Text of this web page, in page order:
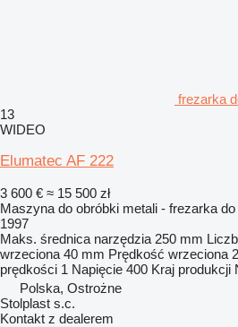
frezarka
13
WIDEO
Elumatec AF 222
3 600 € ≈ 15 500 zł
Maszyna do obróbki metali - frezarka
1997
Maks. średnica narzędzia 250 mm
wrzeciona 40 mm Prędkość wrzeciona
prędkości 1 Napięcie 400 Kraj produkcji
Polska, Ostrożne
Stolplast s.c.
Kontakt z dealerem